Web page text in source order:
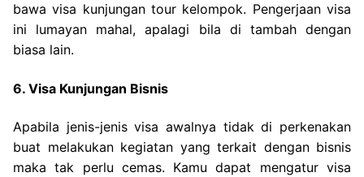
bawa visa kunjungan tour kelompok. Pengerjaan visa
ini lumayan mahal, apalagi bila di tambah dengan
biasa lain.
6. Visa Kunjungan Bisnis
Apabila jenis-jenis visa awalnya tidak di perkenakan
buat melakukan kegiatan yang terkait dengan bisnis
maka tak perlu cemas. Kamu dapat mengatur visa